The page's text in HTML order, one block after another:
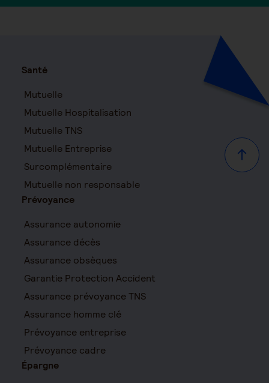
Haut
Santé
Mutuelle
Mutuelle Hospitalisation
Mutuelle TNS
Mutuelle Entreprise
Surcomplémentaire
Mutuelle non responsable
Prévoyance
Assurance autonomie
Assurance décès
Assurance obsèques
Garantie Protection Accident
Assurance prévoyance TNS
Assurance homme clé
Prévoyance entreprise
Prévoyance cadre
Épargne